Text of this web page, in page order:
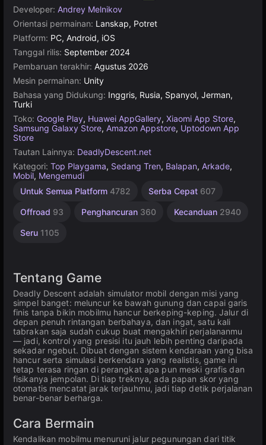
Developer: Andrey Melnikov
Orientasi permainan: Lanskap, Potret
Platform: PC, Android, iOS
Tanggal rilis: September 2024
Pembaruan terakhir: Agustus 2026
Mesin permainan: Unity
Bahasa yang Didukung: Inggris, Rusia, Spanyol, Jerman,
Turki
Toko: Google Play, Huawei AppGallery, Xiaomi App Store,
Samsung Galaxy Store, Amazon Appstore, Uptodown App
Store
Tautan Lainnya: DeadlyDescent.net
Kategori: Top Playgama, Sedang Tren, Balapan, Arkade,
Mobil, Mengemudi
Untuk Semua Platform 4782 Serba Cepat 607
Offroad 93 Penghancuran 360 Kecanduan 2940
Seru 1105
Kendaraan
Rintangan
Kecepatan
Tabrakan
491
Tantangan
Desktop
1
4145
Indie
1220
Menghancurkan
Online
5023
Unity
3175
Tentang Game
Deadly Descent adalah simulator mobil dengan misi yang
simpel banget: meluncur ke bawah gunung dan capai garis
finis tanpa bikin mobilmu hancur berkeping-keping. Jalur di
depan penuh rintangan berbahaya, dan ingat, satu kali
tabrakan saja sudah cukup buat mengakhiri perjalananmu
— jadi, kontrol yang presisi itu jauh lebih penting daripada
sekadar ngebut. Dibuat dengan sistem kendaraan yang bisa
hancur serta simulasi berkendara yang realistis, game ini
tetap terasa ringan di perangkat apa pun meski grafis dan
fisikanya jempolan. Di tiap treknya, ada papan skor yang
otomatis mencatat jarak terjauhmu, jadi tiap detik perjalanan
benar-benar berharga.
Cara Bermain
Kendalikan mobilmu menuruni jalur pegunungan dari titik